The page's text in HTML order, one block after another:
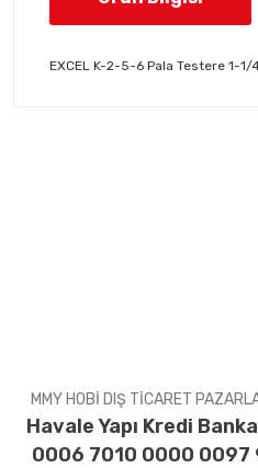
EXCEL K-2-5-6 Pala Testere 1-1/
MMY HOBİ DIŞ TİCARET
Havale Yapı Kredi
0006 7010 0000 0097